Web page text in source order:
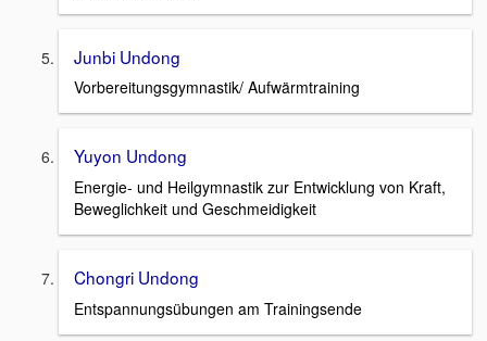
Junbi Undong
Vorbereitungsgymnastik/ Aufwärmtraining
Yuyon Undong
Energie- und Heilgymnastik zur Entwicklung von Kraft,
Beweglichkeit und Geschmeidigkeit
Chongri Undong
Entspannungsübungen am Trainingsende